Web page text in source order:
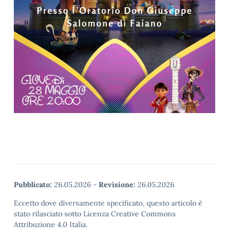
Pubblicato: 26.05.2026 - Revisione: 26.05.2026
Eccetto dove diversamente specificato, questo articolo è
stato rilasciato sotto Licenza Creative Commons
Attribuzione 4.0 Italia.